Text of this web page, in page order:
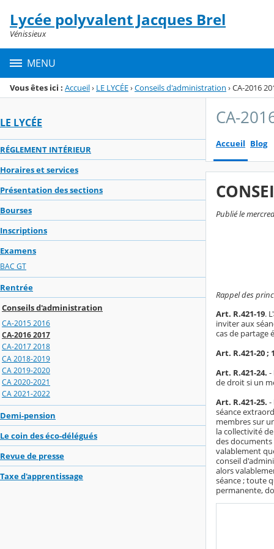
Menu de la rubrique
Contenu
Lycée polyvalent Jacques Brel
Vénissieux
MENU
Vous êtes ici : Accueil› LE LYCÉE›Conseils d'administration ›CA-2016
LE LYCÉE
RÉGLEMENT INTÉRIEUR
Horaires et services
Présentation des sections
Bourses
Inscriptions
Examens
BAC GT
Rentrée
Conseils d'administration
CA-2015 2016
CA-2016 2017
CA-2017 2018
CA 2018-2019
CA 2019-2020
CA 2020-2021
CA 2021-2022
Demi-pension
Le coin des éco-délégués
Revue de presse
Taxe d'apprentissage
CA-
Accueil Blog
Publié le
Rappel des
Art. R.421-19.
inviter aux
cas de partage
Art. R.421-20 ;
Art. R.421-24. -
de droit si un
Art. R.421-25. -
séance
membres sur
la collectivité
des
valablement
conseil
alors
séance ; toute
permanente,